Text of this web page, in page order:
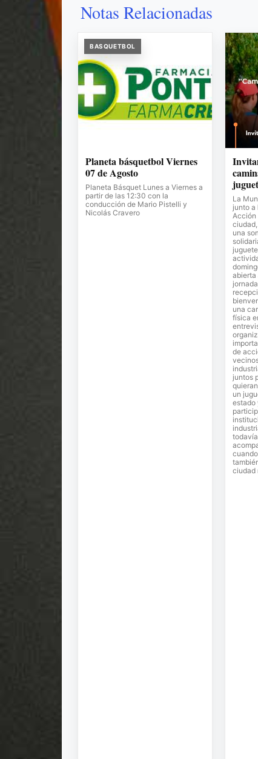
Notas Relacionadas
BASQUETBOL
Planeta básquetbol Viernes
07 de Agosto
Planeta Básquet Lunes a Viernes a
partir de las 12:30 con la
conducción de Mario Pistelli y
Nicolás Cravero
La
junto a
Acción
una
abierta
una
física
de
juntos
un
estado
ciudad